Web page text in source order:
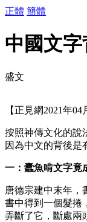
正體 簡體
中國文
盛文
【正見網2021年04
按照神傳文化的說
因為中文的背後是
一：蠹魚啃文字竟
唐德宗建中末年，
書中得到一個髮捲
弄斷了它，斷處兩